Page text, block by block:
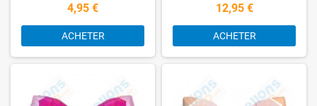
4,95 €
ACHETER
12,95 €
ACHETER